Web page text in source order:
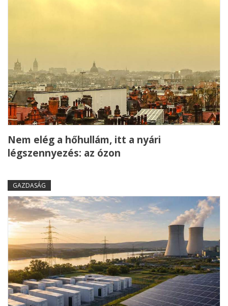
Nem elég a hőhullám, itt a nyári
légszennyezés: az ózon
GAZDASÁG